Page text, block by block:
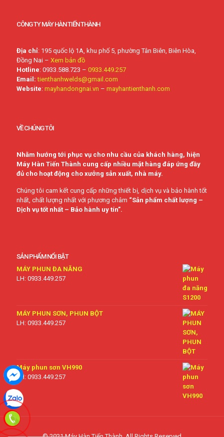
CÔNG TY MÁY HÀN TIẾN THÀNH
Địa chỉ: 195 quốc lộ 1A, khu phố 5, phường Tân Biên, Biên Hòa,
Đồng Nai – Xem bản đồ
Hotline: 0933.588.723 – 0933.449.257
Email: tienthanhwelds@gmail.com
Website: mayhandongnai.vn – mayhantienthanh.com
VỀ CHÚNG TÔI
Nhằm hướng tới phục vụ cho nhu cầu của khách hàng, hiện
Máy Hàn Tiến Thành cung cấp nhiều mặt hàng đáp ứng đầy
đủ cho hoạt động cho xưởng sản xuất, nhà máy.
Chúng tôi cam kết cung cấp những thiết bị, dịch vụ và bảo hành tốt
nhất, chất lượng nhất với phương châm “Sản phẩm chất lượng –
Dịch vụ tốt nhất – Bảo hành uy tín”.
SẢN PHẨM NỔI BẬT
MÁY PHUN ĐA NĂNG
LH: 0933.449.257
MÁY PHUN SƠN, PHUN BỘT
LH: 0933.449.257
Máy phun sơn VH990
LH: 0933.449.257